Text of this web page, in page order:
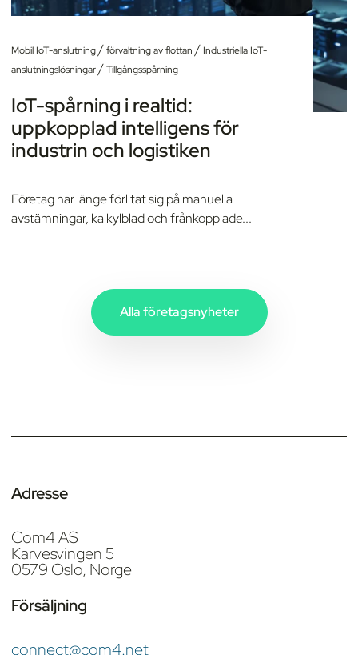
Mobil IoT-anslutning/förvaltning av flottan / Industriella IoT-
anslutningslösningar/Tillgångsspårning
IoT-spårning i realtid:
uppkopplad intelligens för
industrin och logistiken
Företag har länge förlitat sig på manuella
avstämningar, kalkylblad och frånkopplade...
Alla företagsnyheter
Adresse
Com4 AS
Karvesvingen 5
0579 Oslo, Norge
Försäljning
connect@com4.net